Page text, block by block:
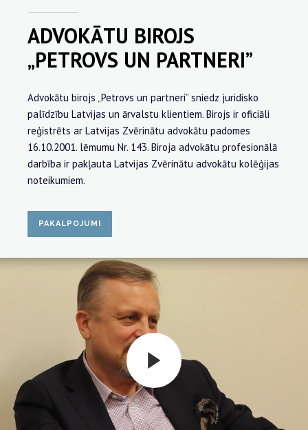
ADVOKĀTU BIROJS
„PETROVS UN PARTNERI”
Advokātu birojs „Petrovs un partneri” sniedz juridisko
palīdzību Latvijas un ārvalstu klientiem. Birojs ir oficiāli
reģistrēts ar Latvijas Zvērinātu advokātu padomes
16.10.2001. lēmumu Nr. 143. Biroja advokātu profesionālā
darbība ir pakļauta Latvijas Zvērinātu advokātu kolēģijas
noteikumiem.
PAKALPOJUMI